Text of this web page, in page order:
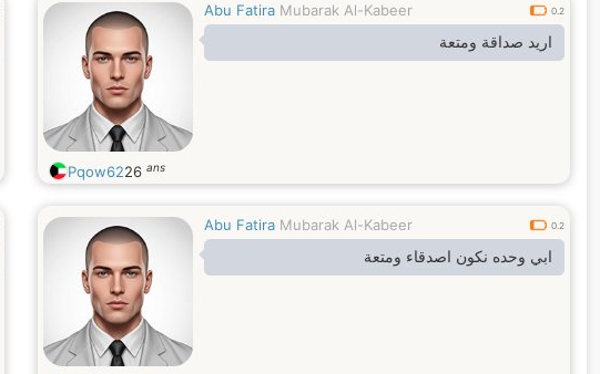
Abu Fatira Mubarak Al-Kabeer 0.2
اريد صداقة ومتعة
Pqow6226 ans
Abu Fatira Mubarak Al-Kabeer 0.2
ابي وحده نكون اصدقاء ومتعة